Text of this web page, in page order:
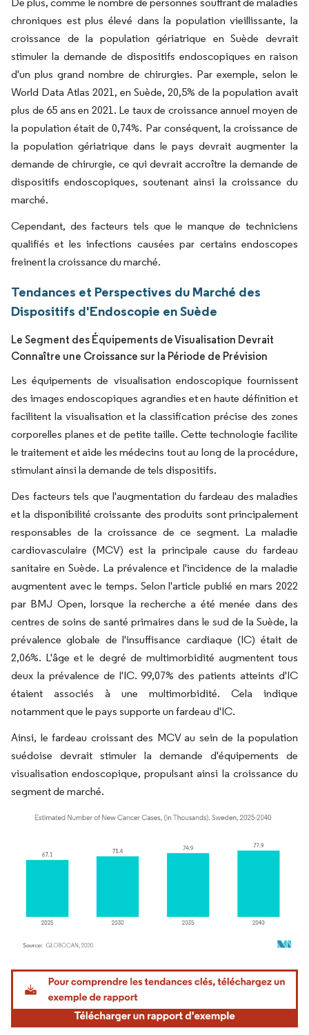
chroniques est plus élevé dans la population vieillissante, la
croissance de la population gériatrique en Suède devrait
stimuler la demande de dispositifs endoscopiques en raison
d'un plus grand nombre de chirurgies. Par exemple, selon le
World Data Atlas 2021, en Suède, 20,5% de la population avait
plus de 65 ans en 2021. Le taux de croissance annuel moyen de
la population était de 0,74%. Par conséquent, la croissance de
la population gériatrique dans le pays devrait augmenter la
demande de chirurgie, ce qui devrait accroître la demande de
dispositifs endoscopiques, soutenant ainsi la croissance du
marché.
Cependant, des facteurs tels que le manque de techniciens
qualifiés et les infections causées par certains endoscopes
freinent la croissance du marché.
Tendances et Perspectives du Marché des
Dispositifs d'Endoscopie en Suède
Le Segment des Équipements de Visualisation Devrait
Connaître une Croissance sur la Période de Prévision
Les équipements de visualisation endoscopique fournissent
des images endoscopiques agrandies et en haute définition et
facilitent la visualisation et la classification précise des zones
corporelles planes et de petite taille. Cette technologie facilite
le traitement et aide les médecins tout au long de la procédure,
stimulant ainsi la demande de tels dispositifs.
Des facteurs tels que l'augmentation du fardeau des maladies
et la disponibilité croissante des produits sont principalement
responsables de la croissance de ce segment. La maladie
cardiovasculaire (MCV) est la principale cause du fardeau
sanitaire en Suède. La prévalence et l'incidence de la maladie
augmentent avec le temps. Selon l'article publié en mars 2022
par BMJ Open, lorsque la recherche a été menée dans des
centres de soins de santé primaires dans le sud de la Suède, la
prévalence globale de l'insuffisance cardiaque (IC) était de
2,06%. L'âge et le degré de multimorbidité augmentent tous
deux la prévalence de l'IC. 99,07% des patients atteints d'IC
étaient associés à une multimorbidité. Cela indique
notamment que le pays supporte un fardeau d'IC.
Ainsi, le fardeau croissant des MCV au sein de la population
suédoise devrait stimuler la demande d'équipements de
visualisation endoscopique, propulsant ainsi la croissance du
segment de marché.
Image © Mordor Intelligence. La réutilisation nécessite une attribution sous CC BY